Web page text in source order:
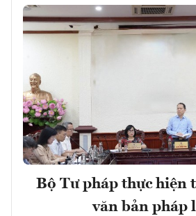
Bộ Tư pháp thực hiện
văn bản pháp